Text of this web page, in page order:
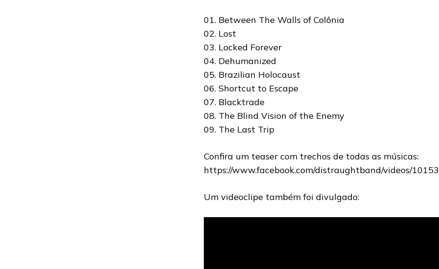
01. Between The Walls of Colônia
02. Lost
03. Locked Forever
04. Dehumanized
05. Brazilian Holocaust
06. Shortcut to Escape
07. Blacktrade
08. The Blind Vision of the Enemy
09. The Last Trip
Confira um teaser com trechos de todas as músicas:
https://www.facebook.com/distraughtband/videos/
Um videoclipe também foi divulgado: